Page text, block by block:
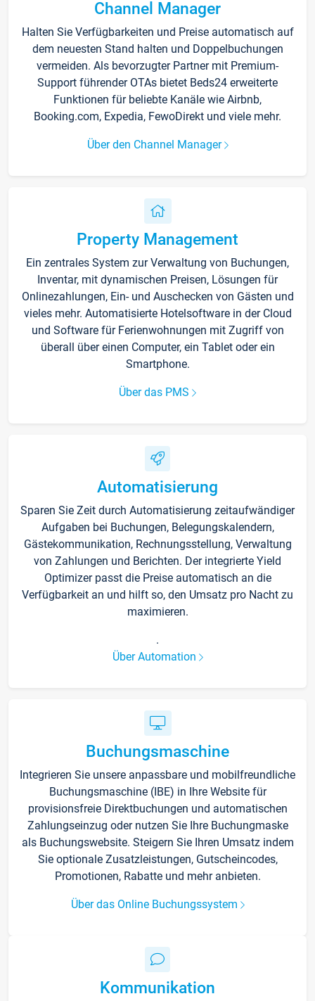
Channel Manager
Halten Sie Verfügbarkeiten und Preise automatisch auf
dem neuesten Stand halten und Doppelbuchungen
vermeiden. Als bevorzugter Partner mit Premium-
Support führender OTAs bietet Beds24 erweiterte
Funktionen für beliebte Kanäle wie Airbnb,
Booking.com, Expedia, FewoDirekt und viele mehr.
Über den Channel Manager
Property Management
Ein zentrales System zur Verwaltung von Buchungen,
Inventar, mit dynamischen Preisen, Lösungen für
Onlinezahlungen, Ein- und Auschecken von Gästen und
vieles mehr. Automatisierte Hotelsoftware in der Cloud
und Software für Ferienwohnungen mit Zugriff von
überall über einen Computer, ein Tablet oder ein
Smartphone.
Über das PMS
Automatisierung
Sparen Sie Zeit durch Automatisierung zeitaufwändiger
Aufgaben bei Buchungen, Belegungskalendern,
Gästekommunikation, Rechnungsstellung, Verwaltung
von Zahlungen und Berichten. Der integrierte Yield
Optimizer passt die Preise automatisch an die
Verfügbarkeit an und hilft so, den Umsatz pro Nacht zu
maximieren.
.
Über Automation
Buchungsmaschine
Integrieren Sie unsere anpassbare und mobilfreundliche
Buchungsmaschine (IBE) in Ihre Website für
provisionsfreie Direktbuchungen und automatischen
Zahlungseinzug oder nutzen Sie Ihre Buchungmaske
als Buchungswebsite. Steigern Sie Ihren Umsatz indem
Sie optionale Zusatzleistungen, Gutscheincodes,
Promotionen, Rabatte und mehr anbieten.
Über das Online Buchungssystem
Kommunikation